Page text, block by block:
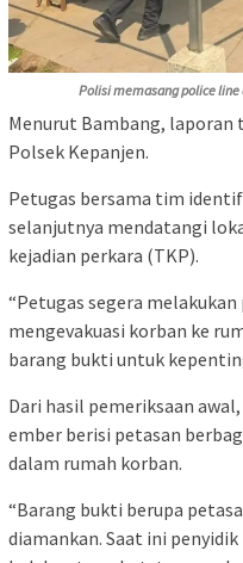
Polisi memasang police
Menurut Bambang, laporan
Polsek Kepanjen.
Petugas bersama tim
selanjutnya mendatangi
kejadian perkara (TKP).
“Petugas segera
mengevakuasi korban ke
barang bukti untuk
Dari hasil pemeriksaan
ember berisi petasan
dalam rumah korban.
“Barang bukti berupa
diamankan. Saat ini